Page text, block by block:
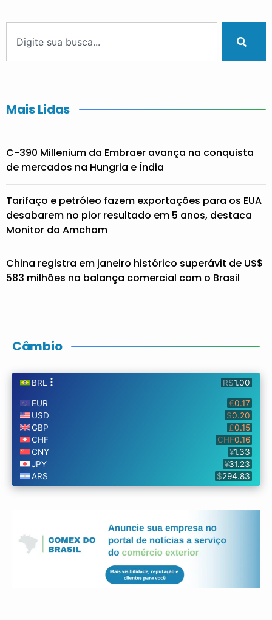
Mais Lidas
C-390 Millenium da Embraer avança na conquista
de mercados na Hungria e Índia
Tarifaço e petróleo fazem exportações para os EUA
desabarem no pior resultado em 5 anos, destaca
Monitor da Amcham
China registra em janeiro histórico superávit de US$
583 milhões na balança comercial com o Brasil
Câmbio